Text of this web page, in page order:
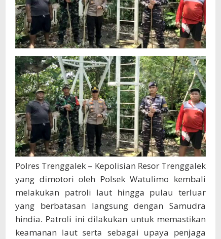
Polres Trenggalek – Kepolisian Resor Trenggalek
yang dimotori oleh Polsek Watulimo kembali
melakukan patroli laut hingga pulau terluar
yang berbatasan langsung dengan Samudra
hindia. Patroli ini dilakukan untuk memastikan
keamanan laut serta sebagai upaya penjaga